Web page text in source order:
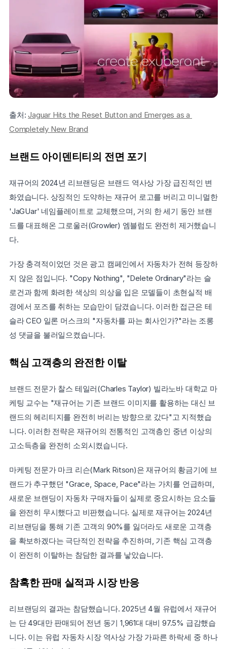
출처: Jaguar Hits the Reset Button and Emerges as a
Completely New Brand
브랜드 아이덴티티의 전면 포기
재규어의 2024년 리브랜딩은 브랜드 역사상 가장 급진적인 변
화였습니다. 상징적인 도약하는 재규어 로고를 버리고 미니멀한
'JaGUar' 네임플레이트로 교체했으며, 거의 한 세기 동안 브랜
드를 대표해온 그로울러(Growler) 엠블럼도 완전히 제거했습니
다.
가장 충격적이었던 것은 광고 캠페인에서 자동차가 전혀 등장하
지 않은 점입니다. "Copy Nothing", "Delete Ordinary"라는 슬
로건과 함께 화려한 색상의 의상을 입은 모델들이 초현실적 배
경에서 포즈를 취하는 모습만이 담겼습니다. 이러한 접근은 테
슬라 CEO 일론 머스크의 "자동차를 파는 회사인가?"라는 조롱
성 댓글을 불러일으켰습니다.
핵심 고객층의 완전한 이탈
브랜드 전문가 찰스 테일러(Charles Taylor) 빌라노바 대학교 마
케팅 교수는 "재규어는 기존 브랜드 이미지를 활용하는 대신 브
랜드의 헤리티지를 완전히 버리는 방향으로 갔다"고 지적했습
니다. 이러한 전략은 재규어의 전통적인 고객층인 중년 이상의
고소득층을 완전히 소외시켰습니다.
마케팅 전문가 마크 리슨(Mark Ritson)은 재규어의 황금기에 브
랜드가 추구했던 "Grace, Space, Pace"라는 가치를 언급하며,
새로운 브랜딩이 자동차 구매자들이 실제로 중요시하는 요소들
을 완전히 무시했다고 비판했습니다. 실제로 재규어는 2024년
리브랜딩을 통해 기존 고객의 90%를 잃더라도 새로운 고객층
을 확보하겠다는 극단적인 전략을 추진하며, 기존 핵심 고객층
이 완전히 이탈하는 참담한 결과를 낳았습니다.
참혹한 판매 실적과 시장 반응
리브랜딩의 결과는 참담했습니다. 2025년 4월 유럽에서 재규어
는 단 49대만 판매되어 전년 동기 1,961대 대비 97.5% 급감했습
니다. 이는 유럽 자동차 시장 역사상 가장 가파른 하락세 중 하나